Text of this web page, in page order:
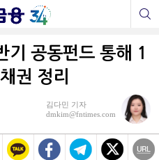
기 공동펀드 통해 1
권 정리
김다민 기자
dmkim@fntimes.com